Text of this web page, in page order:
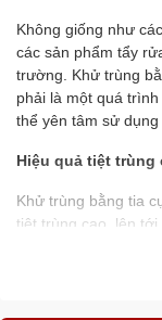
Không giống như
các sản phẩm tẩy
trường. Khử trùng
phải là một quá
thể yên tâm sử
Hiệu quả tiệt trùng
Khử trùng bằng tia
tiệt trùng cao, lên tới
ra, thời gian vô
UVC lên tới 24h.